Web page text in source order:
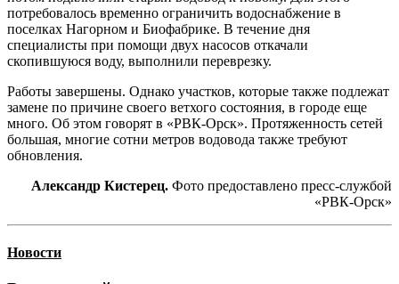
потребовалось временно ограничить водоснабжение в
поселках Нагорном и Биофабрике. В течение дня
специалисты при помощи двух насосов откачали
скопившуюся воду, выполнили переврезку.
Работы завершены. Однако участков, которые также подлежат
замене по причине своего ветхого состояния, в городе еще
много. Об этом говорят в «РВК-Орск». Протяженность сетей
большая, многие сотни метров водовода также требуют
обновления.
Александр Кистерец. Фото предоставлено пресс-службой
«РВК-Орск»
Новости